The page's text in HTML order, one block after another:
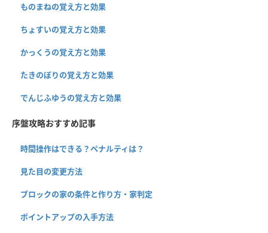
ものまねの覚え方と効果
ちょすいの覚え方と効果
かっくうの覚え方と効果
たきのぼりの覚え方と効果
でんじふゆうの覚え方と効果
序盤攻略おすすめ記事
時間操作はできる？ペナルティは？
見た目の変更方法
ブロックの家の条件と作り方・家判定
ポイントアップの入手方法